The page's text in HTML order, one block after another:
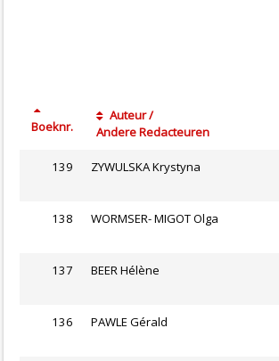
Boeknr.
Auteur /
Andere Redacteuren
139 ZYWULSKA Krystyna
138 WORMSER- MIGOT Olga
137 BEER Hélène
136 PAWLE Gérald